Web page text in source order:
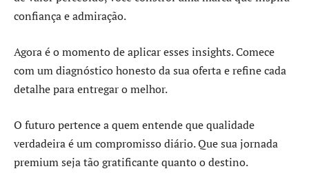
confiança e admiração.
Agora é o momento de aplicar esses insights. Comece
com um diagnóstico honesto da sua oferta e refine cada
detalhe para entregar o melhor.
O futuro pertence a quem entende que qualidade
verdadeira é um compromisso diário. Que sua jornada
premium seja tão gratificante quanto o destino.